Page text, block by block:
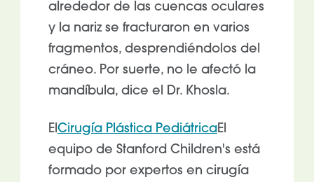
alrededor de las cuencas oculares
y la nariz se fracturaron en varios
fragmentos, desprendiéndolos del
cráneo. Por suerte, no le afectó la
mandíbula, dice el Dr. Khosla.
ElCirugía Plástica PediátricaEl
equipo de Stanford Children's está
formado por expertos en cirugía